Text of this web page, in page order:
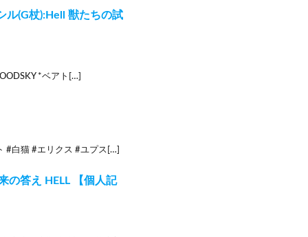
ル(G杖):Hell 獣たちの試
*ベアト[…]
#白猫 #エリクス #ユプス[…]
の答え HELL 【個人記